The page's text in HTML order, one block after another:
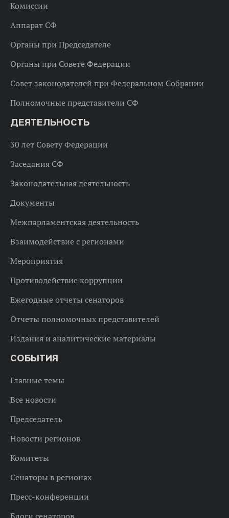
Комиссии
Аппарат СФ
Органы при Председателе
Органы при Совете Федерации
Совет законодателей при Федеральном Собрании
Полномочные представители СФ
ДЕЯТЕЛЬНОСТЬ
30 лет Совету Федерации
Заседания СФ
Законодательная деятельность
Документы
Межпарламентская деятельность
Взаимодействие с регионами
Мероприятия
Противодействие коррупции
Ежегодные отчеты сенаторов
Отчеты полномочных представителей
Издания и аналитические материалы
СОБЫТИЯ
Главные темы
Все новости
Председатель
Новости регионов
Комитеты
Сенаторы в регионах
Пресс-конференции
Блоги сенаторов